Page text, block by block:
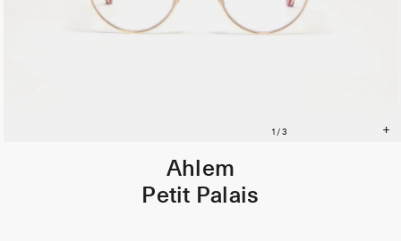
Ahlem
Petit Palais